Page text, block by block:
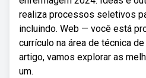
realiza processos seletivos
incluindo. Web — você está
currículo na área de técnica
artigo, vamos explorar as
um.